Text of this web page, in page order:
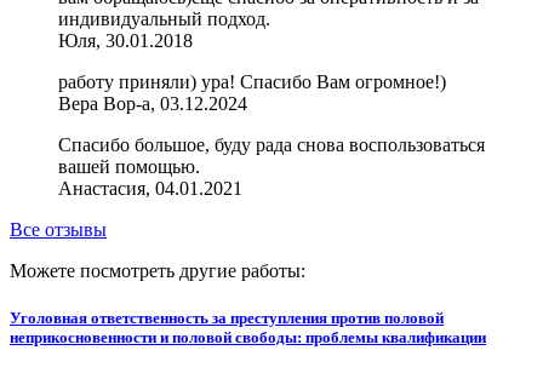
индивидуальный подход.
Юля, 30.01.2018
работу приняли) ура! Спасибо Вам огромное!)
Вера Вор-а, 03.12.2024
Спасибо большое, буду рада снова воспользоваться
вашей помощью.
Анастасия, 04.01.2021
Все отзывы
Можете посмотреть другие работы:
Уголовная ответственность за преступления против половой
неприкосновенности и половой свободы: проблемы квалификации